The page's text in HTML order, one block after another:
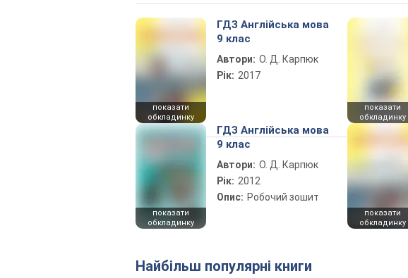
показати
обкладинку
ГДЗ Англійська мова
9 клас
Автори: О. Д. Карпюк
Рік: 2017
показати
обкладинку
показати
обкладинку
ГДЗ Англійська мова
9 клас
Автори: О. Д. Карпюк
Рік: 2012
Опис: Робочий зошит
показати
обкладинку
Найбільш популярні книги